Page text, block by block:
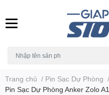
Trang chủ / Pin Sạc Dự Phòng /
Pin Sạc Dự Phòng Anker Zolo